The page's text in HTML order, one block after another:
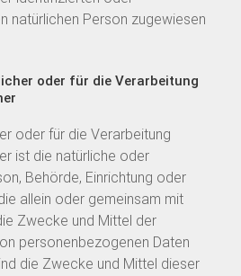
natürlichen Person zugewiesen
oder für die Verarbeitung
oder für die Verarbeitung
ist die natürliche oder
Behörde, Einrichtung oder
allein oder gemeinsam mit
Zwecke und Mittel der
personenbezogenen Daten
die Zwecke und Mittel dieser